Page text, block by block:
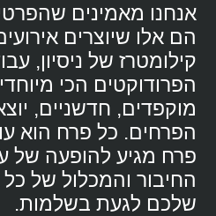
אנחנו מאמינים
הם אלו שיוצרים
קילומטרז של ניסיון,
הפרודוקטים הכי
מוקפדים, חדשניים,
הפרחים. כל פרח הוא
פרח מגיע להופעה של
החיבור והמכלול של כל
שלכם לגעת בשלמות.